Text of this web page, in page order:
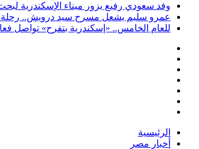
وفد سعودي رفيع يزور ميناء الإسكندرية
عمرو سليم يشعل مسرح سيد درويش.. رحلة
للعام الخامس.. «إسكندرية بتفرح» تواصل
جانبي
الرئيسية
أخبار مصر